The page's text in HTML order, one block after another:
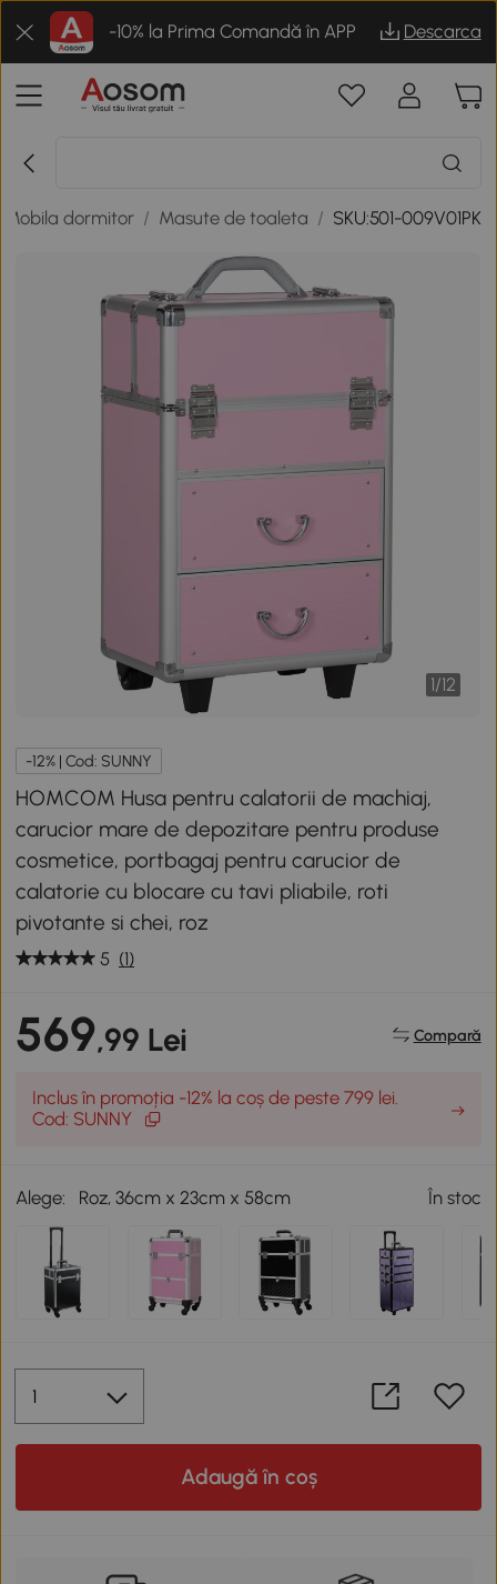
-10% la Prima Comandă în APP Descarca
Mobila dormitor / Masute de toaleta / SKU:501-009V01PK
1/12
-12% | Cod: SUNNY
HOMCOM Husa pentru calatorii de machiaj,
carucior mare de depozitare pentru produse
cosmetice, portbagaj pentru carucior de
calatorie cu blocare cu tavi pliabile, roti
pivotante si chei, roz
5 (1)
569,99 Lei Compară
Inclus în promoția -12% la coș de peste 799 lei.
Cod: SUNNY
Alege: Roz, 36cm x 23cm x 58cm În stoc
Adaugă în coș